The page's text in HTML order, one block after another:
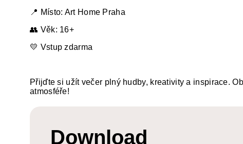
📍 Místo: Art Home Praha
👥 Věk: 16+
💛 Vstup zdarma
Přijďte si užít večer plný hudby, kreativity a inspirace.
atmosféře!
Download